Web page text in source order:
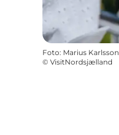
Foto: Marius Karlsson
© VisitNordsjælland